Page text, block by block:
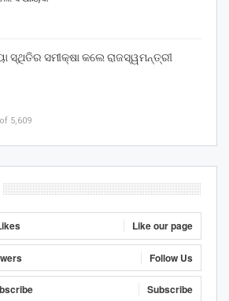
ସ୍ଥିତିର ସମୀକ୍ଷା କଲେ ରାଜସ୍ୱମନ୍ତ୍ରୀ
5,609
Like our page
Follow Us
Subscribe